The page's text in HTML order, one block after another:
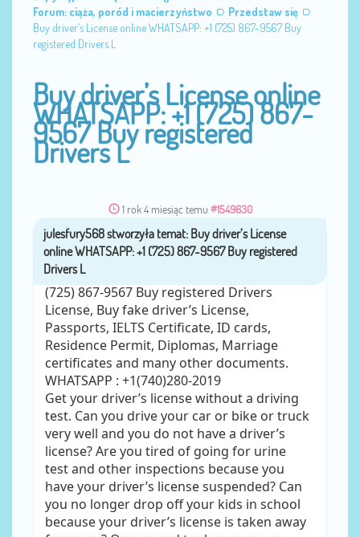
Forum: ciąża, poród i macierzyństwo
Przedstaw się
Buy driver’s License online WHATSAPP: +1 (725) 867-9567 Buy
registered Drivers L
Buy driver’s License online
WHATSAPP: +1 (725) 867-
9567 Buy registered
Drivers L
1 rok 4 miesiąc temu #1549630
przezjulesfury568
Buy driver’s License online WHATSAPP: +1
(725) 867-9567 Buy registered Drivers
License, Buy fake driver’s License,
Passports, IELTS Certificate, ID cards,
Residence Permit, Diplomas, Marriage
certificates and many other documents.
WHATSAPP : +1(740)280-2019
Get your driver’s license without a driving
test. Can you drive your car or bike or truck
very well and you do not have a driver’s
license? Are you tired of going for urine
test and other inspections because you
have your driver’s license suspended? Can
you no longer drop off your kids in school
because your driver’s license is taken away